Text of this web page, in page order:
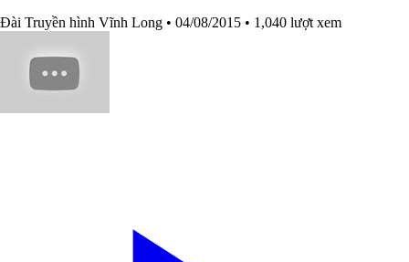
Đài Truyền hình Vĩnh Long • 04/08/2015 • 1,040 lượt xem